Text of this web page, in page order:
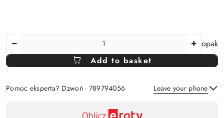
Of
opak
Add to basket
Pomoc eksperta? Dzwoń - 789794056 Leave your phone